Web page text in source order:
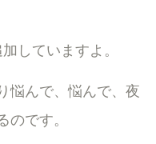
していますよ。
悩んで、悩んで、夜
のです。